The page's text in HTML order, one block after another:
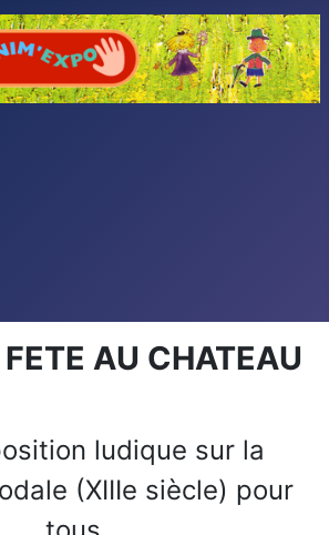
AU CHATEAU
ludique sur la
(XIIIe siècle) pour